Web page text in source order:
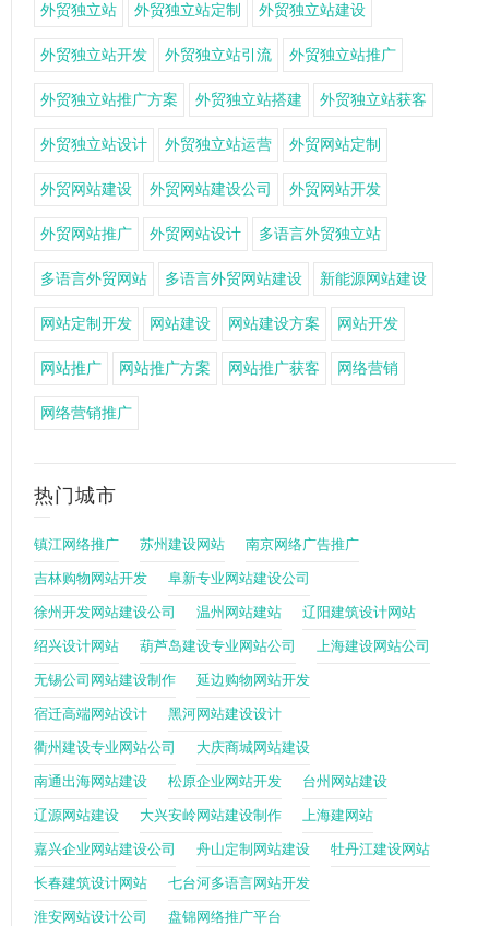
外贸独立站 外贸独立站定制 外贸独立站建设
外贸独立站开发 外贸独立站引流 外贸独立站推广
外贸独立站推广方案 外贸独立站搭建 外贸独立站获客
外贸独立站设计 外贸独立站运营 外贸网站定制
外贸网站建设 外贸网站建设公司 外贸网站开发
外贸网站推广 外贸网站设计 多语言外贸独立站
多语言外贸网站 多语言外贸网站建设 新能源网站建设
网站定制开发 网站建设 网站建设方案 网站开发
网站推广 网站推广方案 网站推广获客 网络营销
网络营销推广
热门城市
镇江网络推广 苏州建设网站 南京网络广告推广
吉林购物网站开发 阜新专业网站建设公司
徐州开发网站建设公司 温州网站建站 辽阳建筑设计网站
绍兴设计网站 葫芦岛建设专业网站公司 上海建设网站公司
无锡公司网站建设制作 延边购物网站开发
宿迁高端网站设计 黑河网站建设设计
衢州建设专业网站公司 大庆商城网站建设
南通出海网站建设 松原企业网站开发 台州网站建设
辽源网站建设 大兴安岭网站建设制作 上海建网站
嘉兴企业网站建设公司 舟山定制网站建设 牡丹江建设网站
长春建筑设计网站 七台河多语言网站开发
淮安网站设计公司 盘锦网络推广平台